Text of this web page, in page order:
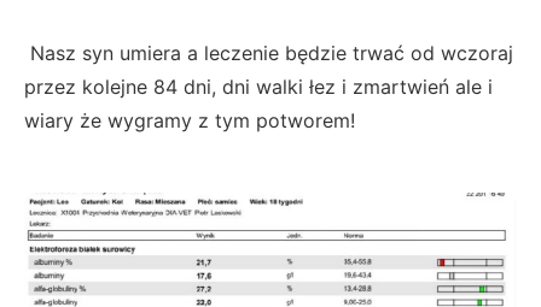
Nasz syn umiera a leczenie będzie trwać od wczoraj
przez kolejne 84 dni, dni walki łez i zmartwień ale i
wiary że wygramy z tym potworem!